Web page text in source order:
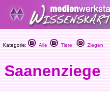
Kategorie: Alle Tiere Ziegen
Saanenziege